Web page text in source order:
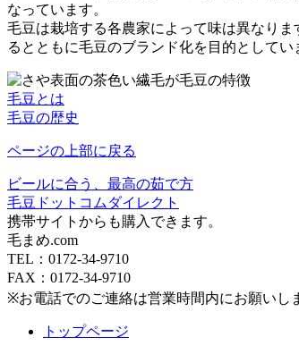
なっています。
毛豆は栽培する各農家によって味は異なり
るとともに毛豆のブランド化を目的としてい
毛豆とは
毛豆の歴史
ページの上部に戻る
ビールに合う、最高の茹で方
毛豆ドットコムダイレクト
携帯サイトからも購入できます。
毛まめ.com
TEL：0172-34-9710
FAX：0172-34-9710
※お電話でのご連絡は営業時間内にお願いし
トップページ